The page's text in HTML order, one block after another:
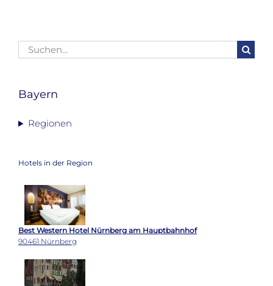
Suche
nach:
Bayern
Regionen
Hotels in der Region
Best Western Hotel Nürnberg am Hauptbahnhof
90461 Nürnberg